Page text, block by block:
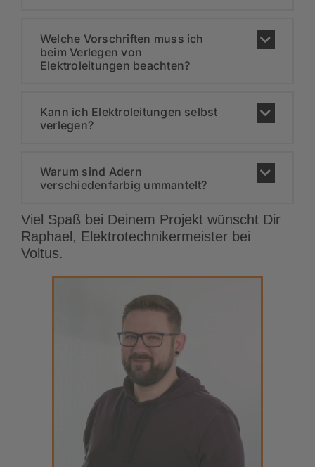
Welche Vorschriften muss ich
beim Verlegen von
Elektroleitungen beachten?
Kann ich Elektroleitungen selbst
verlegen?
Warum sind Adern
verschiedenfarbig ummantelt?
Viel Spaß bei Deinem Projekt wünscht Dir
Raphael, Elektrotechnikermeister bei
Voltus.